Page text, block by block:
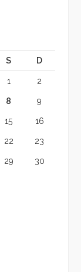
S D
1 2
8 9
15 16
22 23
29 30